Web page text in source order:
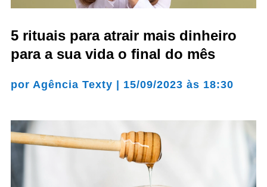
5 rituais para atrair mais dinheiro
para a sua vida o final do mês
por Agência Texty 15/09/2023 às 18:30